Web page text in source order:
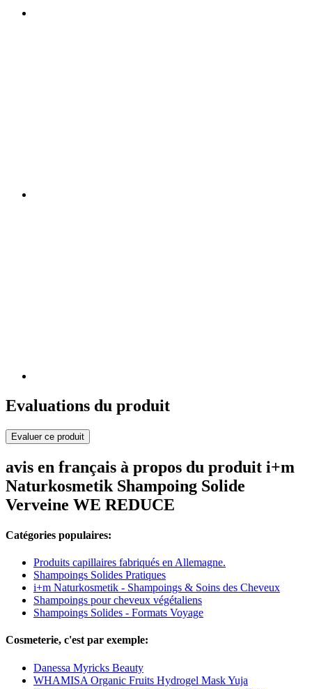
Evaluations du produit
Evaluer ce produit
avis en français à propos du produit i+m
Naturkosmetik Shampoing Solide
Verveine WE REDUCE
Catégories populaires:
Produits capillaires fabriqués en Allemagne.
Shampoings Solides Pratiques
i+m Naturkosmetik - Shampoings & Soins des Cheveux
Shampoings pour cheveux végétaliens
Shampoings Solides - Formats Voyage
Cosmeterie, c'est par exemple:
Danessa Myricks Beauty
WHAMISA Organic Fruits Hydrogel Mask Yuja